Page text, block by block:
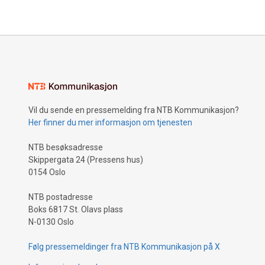
Vil du sende en pressemelding fra NTB Kommunikasjon?
Her finner du mer informasjon om tjenesten
NTB besøksadresse
Skippergata 24 (Pressens hus)
0154 Oslo
NTB postadresse
Boks 6817 St. Olavs plass
N-0130 Oslo
Følg pressemeldinger fra NTB Kommunikasjon på X